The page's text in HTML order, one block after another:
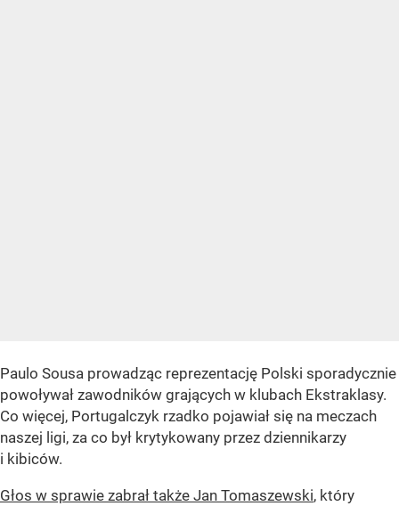
Paulo Sousa prowadząc reprezentację Polski sporadycznie
powoływał zawodników grających w klubach Ekstraklasy.
Co więcej, Portugalczyk rzadko pojawiał się na meczach
naszej ligi, za co był krytykowany przez dziennikarzy
i kibiców.
Głos w sprawie zabrał także Jan Tomaszewski, który